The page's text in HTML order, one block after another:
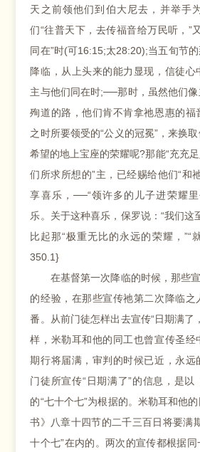
天之前领他们到伯大尼去，并举手
们“往普天下，去传福音给万民听，”
同在”时(可16:15;太28:20);当五旬节
降临，从上头来的能力显现，信徒心
主与他们同在时;──那时，虽然他们
殉道的路，他们肯不肯拿祂恩惠的福
之时所要领受的“公义的冠冕”，来换
希望的地上宝座的荣耀呢?那能“充充
们所求所想的”主，已经赐给他们“和
享喜乐，──“领许多的儿子进荣耀
乐。关于这种喜乐，保罗说：“我们这
比起那“极重无比的永远的荣耀，”“
350.1}
在基督第一次降临的时候，那些宣
的经验，在那些宣传祂第二次降临之
番。从前门徒怎样出去宣传“日期满了
样，米勒耳和他的同工也曾宣传圣经
期行将届满，审判的时候已近，永远
门徒所宣传“日期满了”的信息，是
的“七十个七”为根据的。米勒耳和他
书》八章十四节的二千三百日将要满
十个七”在内的。两次的宣传都根据